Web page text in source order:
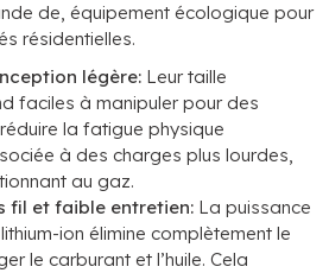
de, équipement écologique pour
résidentielles.
légère: Leur taille
faciles à manipuler pour des
la fatigue physique
à des charges plus lourdes,
au gaz.
fil et faible entretien: La puissance
ion élimine complètement le
le carburant et l’huile. Cela